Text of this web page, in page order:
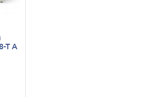
Т A